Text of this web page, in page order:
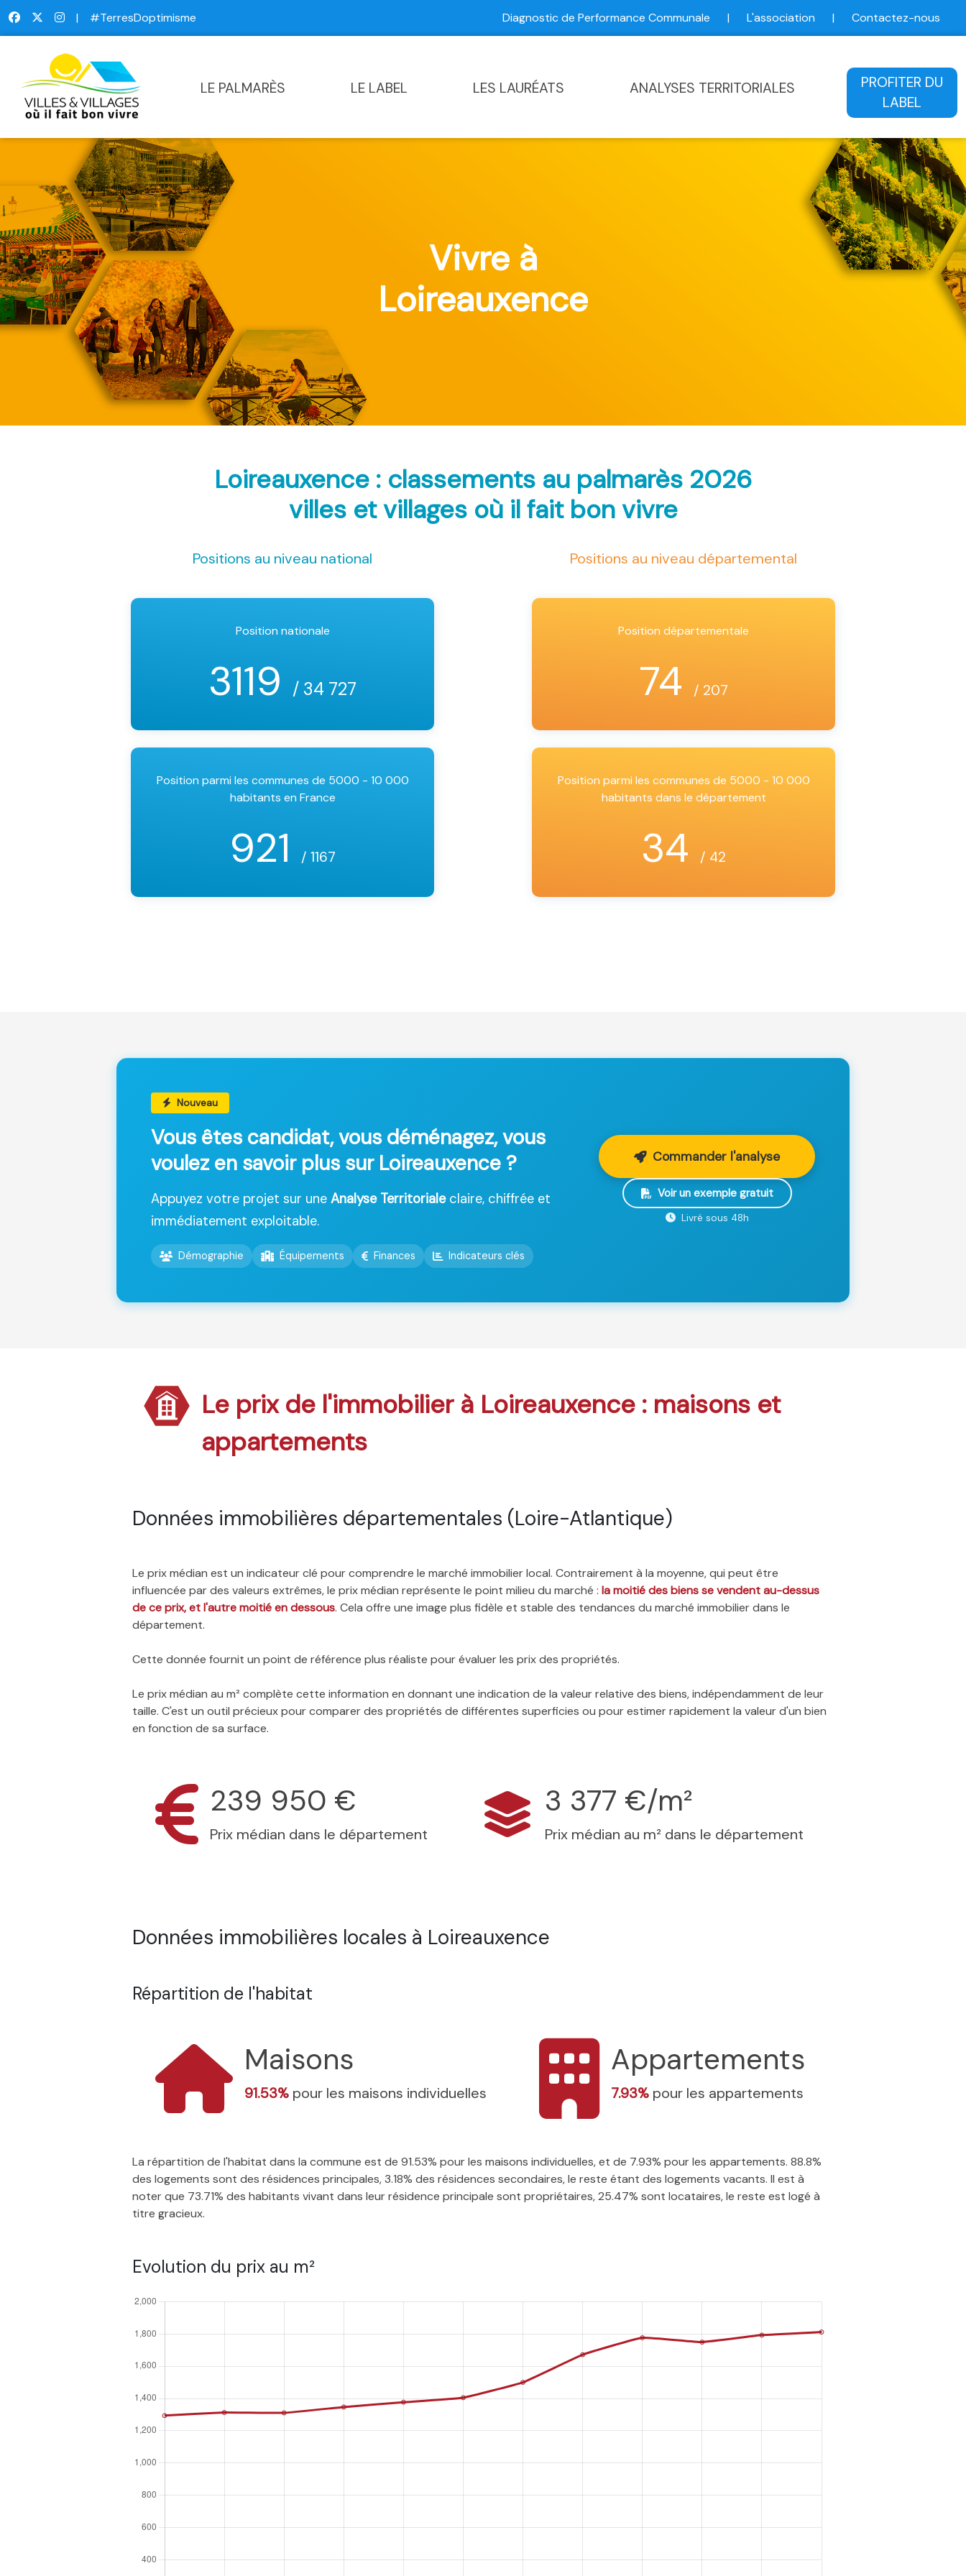
| #TerresDoptimisme Diagnostic de Performance Communale | L'association | Contactez-nous
LE PALMARÈS LE LABEL LES LAURÉATS ANALYSES TERRITORIALES
PROFITER DU
LABEL
Vivre à
Loireauxence
Loireauxence : classements au palmarès 2026
villes et villages où il fait bon vivre
Positions au niveau national
Position nationale
3119 / 34 727
Position parmi les communes de 5000 - 10 000
habitants en France
921 / 1167
Positions au niveau départemental
Position départementale
74 / 207
Position parmi les communes de 5000 - 10 000
habitants dans le département
34 / 42
Nouveau
Vous êtes candidat, vous déménagez, vous
voulez en savoir plus sur Loireauxence ?
Appuyez votre projet sur une Analyse Territorialeclaire, chiffrée et
immédiatement exploitable.
Démographie Équipements Finances Indicateurs clés
Commander l'analyse
Voir un exemple gratuit
Livré sous 48h
Le prix de l'immobilier à Loireauxence : maisons et
appartements
Données immobilières départementales (Loire-Atlantique)
Le prix médian est un indicateur clé pour comprendre le marché immobilier local. Contrairement à la moyenne, qui peut être
influencée par des valeurs extrêmes, le prix médian représente le point milieu du marché : la moitié des biens se vendent au-dessus
de ce prix, et l'autre moitié en dessous. Cela offre une image plus fidèle et stable des tendances du marché immobilier dans le
département.
Cette donnée fournit un point de référence plus réaliste pour évaluer les prix des propriétés.
Le prix médian au m² complète cette information en donnant une indication de la valeur relative des biens, indépendamment de leur
taille. C'est un outil précieux pour comparer des propriétés de différentes superficies ou pour estimer rapidement la valeur d'un bien
en fonction de sa surface.
239 950 €
Prix médian dans le département
3 377 €/m²
Prix médian au m² dans le département
Données immobilières locales à Loireauxence
Répartition de l'habitat
Maisons
91.53% pour les maisons individuelles
Appartements
7.93% pour les appartements
La répartition de l'habitat dans la commune est de 91.53% pour les maisons individuelles, et de 7.93% pour les appartements. 88.8%
des logements sont des résidences principales, 3.18% des résidences secondaires, le reste étant des logements vacants. Il est à
noter que 73.71% des habitants vivant dans leur résidence principale sont propriétaires, 25.47% sont locataires, le reste est logé à
titre gracieux.
Evolution du prix au m²